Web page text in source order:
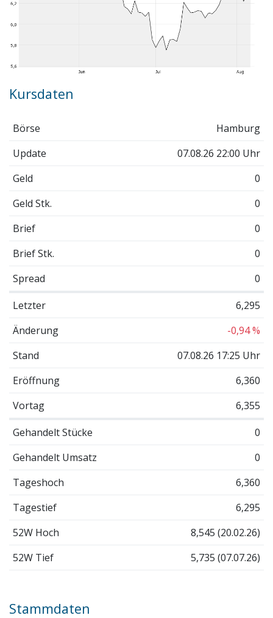
Kursdaten
Börse
Hamburg
Update
07.08.26 22:00 Uhr
Geld
0
Geld Stk.
0
Brief
0
Brief Stk.
0
Spread
0
Letzter
6,295
Änderung
-0,94 %
Stand
07.08.26 17:25 Uhr
Eröffnung
6,360
Vortag
6,355
Gehandelt Stücke
0
Gehandelt Umsatz
0
Tageshoch
6,360
Tagestief
6,295
52W Hoch
8,545 (20.02.26)
52W Tief
5,735 (07.07.26)
Stammdaten